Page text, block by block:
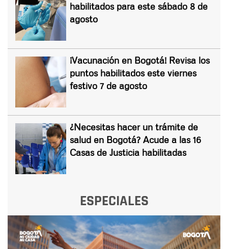
habilitados para este sábado 8 de
agosto
¡Vacunación en Bogotá! Revisa los
puntos habilitados este viernes
festivo 7 de agosto
¿Necesitas hacer un trámite de
salud en Bogotá? Acude a las 16
Casas de Justicia habilitadas
ESPECIALES